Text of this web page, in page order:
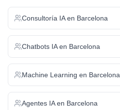
Consultoría IAen Barcelona
Chatbots IAen Barcelona
Machine Learning en Barcelona
Agentes IAen Barcelona